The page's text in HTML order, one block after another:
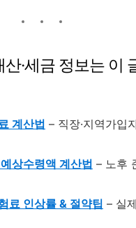
·세금 정보는 이
계산법 – 직장·지역가입
상수령액 계산법 – 노후
료 인상률 & 절약팁 – 실